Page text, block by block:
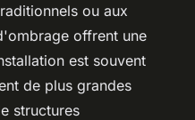
ou aux
offrent une
est souvent
de plus grandes
structures